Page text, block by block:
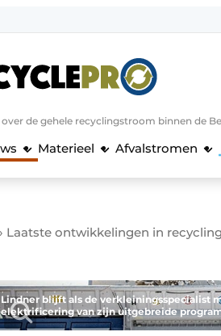
Algemene voorwaarden
Contact
Podcasts
Privacy / Cookie statement
de gehele recyclingstroom binnen de
Materieel Afvalstromen
Laatste ontwikkelingen in
Lindner blijft als de verkleiningsspecialist
elektrificering van zijn uitgebreide